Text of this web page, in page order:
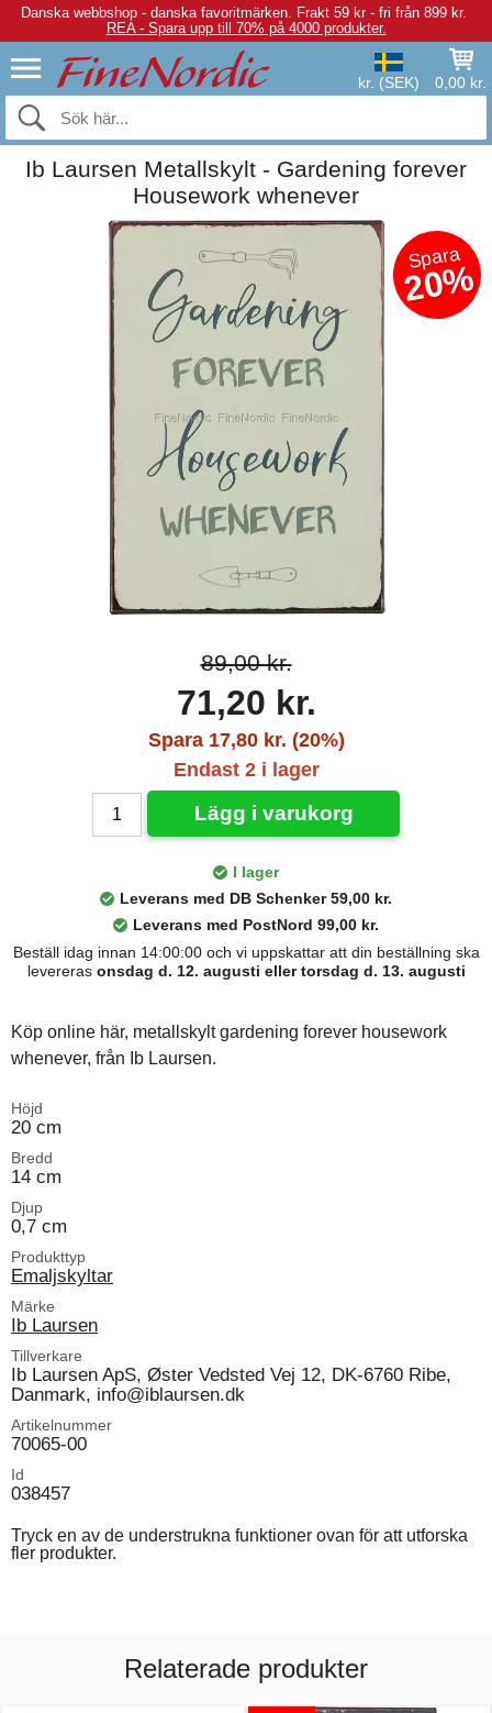
Danska webbshop - danska favoritmärken. Frakt 59 kr - fri från 899 kr.
REA - Spara upp till 70% på 4000 produkter.
kr. (SEK) 0,00 kr.
Ib Laursen Metallskylt - Gardening forever
Housework whenever
Spara
20%
89,00 kr.
71,20 kr.
Spara 17,80 kr. (20%)
Endast 2 i lager
Lägg i varukorg
I lager
Leverans med DB Schenker 59,00 kr.
Leverans med PostNord 99,00 kr.
Beställ idag innan 14:00:00 och vi uppskattar att din beställning ska
levereras onsdag d. 12. augusti eller torsdag d. 13. augusti
Köp online här, metallskylt gardening forever housework
whenever, från Ib Laursen.
Höjd
20 cm
Bredd
14 cm
Djup
0,7 cm
Produkttyp
Emaljskyltar
Märke
Ib Laursen
Tillverkare
Ib Laursen ApS, Øster Vedsted Vej 12, DK-6760 Ribe,
Danmark, info@iblaursen.dk
Artikelnummer
70065-00
Id
038457
Tryck en av de understrukna funktioner ovan för att utforska
fler produkter.
Relaterade produkter